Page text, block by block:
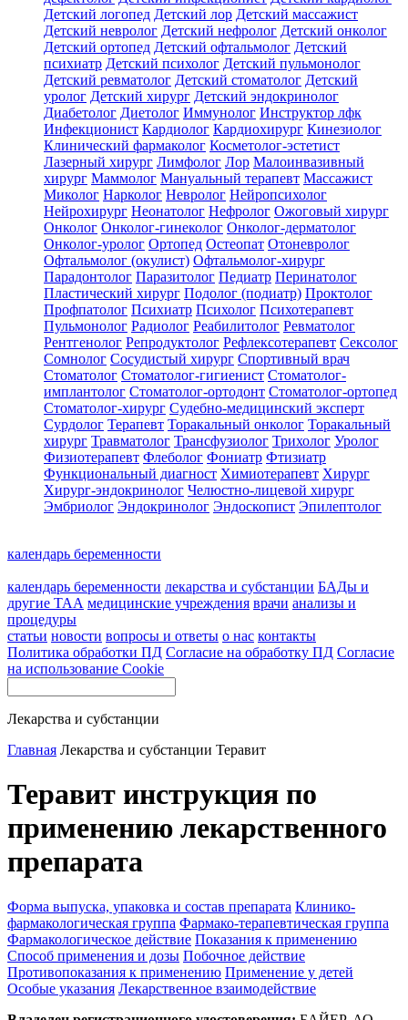
Детский логопед Детский лор Детский массажист
Детский невролог Детский нефролог Детский онколог
Детский ортопед Детский офтальмолог Детский
психиатр Детский психолог Детский пульмонолог
Детский ревматолог Детский стоматолог Детский
уролог Детский хирург Детский эндокринолог
Диабетолог Диетолог Иммунолог Инструктор лфк
Инфекционист Кардиолог Кардиохирург Кинезиолог
Клинический фармаколог Косметолог-эстетист
Лазерный хирург Лимфолог Лор Малоинвазивный
хирург Маммолог Мануальный терапевт Массажист
Миколог Нарколог Невролог Нейропсихолог
Нейрохирург Неонатолог Нефролог Ожоговый хирург
Онколог Онколог-гинеколог Онколог-дерматолог
Онколог-уролог Ортопед Остеопат Отоневролог
Офтальмолог (окулист) Офтальмолог-хирург
Парадонтолог Паразитолог Педиатр Перинатолог
Пластический хирург Подолог (подиатр) Проктолог
Профпатолог Психиатр Психолог Психотерапевт
Пульмонолог Радиолог Реабилитолог Ревматолог
Рентгенолог Репродуктолог Рефлексотерапевт Сексолог
Сомнолог Сосудистый хирург Спортивный врач
Стоматолог Стоматолог-гигиенист Стоматолог-
имплантолог Стоматолог-ортодонт Стоматолог-ортопед
Стоматолог-хирург Судебно-медицинский эксперт
Сурдолог Терапевт Торакальный онколог Торакальный
хирург Травматолог Трансфузиолог Трихолог Уролог
Физиотерапевт Флеболог Фониатр Фтизиатр
Функциональный диагност Химиотерапевт Хирург
Хирург-эндокринолог Челюстно-лицевой хирург
Эмбриолог Эндокринолог Эндоскопист Эпилептолог
календарь беременности
календарь беременности лекарства и субстанции БАДы и
другие ТАА медицинские учреждения врачи анализы и
процедуры
статьи новости вопросы и ответы о нас контакты
Политика обработки ПД Согласие на обработку ПД Согласие
на использование Cookie
Лекарства и субстанции
Главная Лекарства и субстанции Теравит
Теравит инструкция по
применению лекарственного
препарата
Форма выпуска, упаковка и состав препарата Клинико-
фармакологическая группа Фармако-терапевтическая группа
Фармакологическое действие Показания к применению
Способ применения и дозы Побочное действие
Противопоказания к применению Применение у детей
Особые указания Лекарственное взаимодействие